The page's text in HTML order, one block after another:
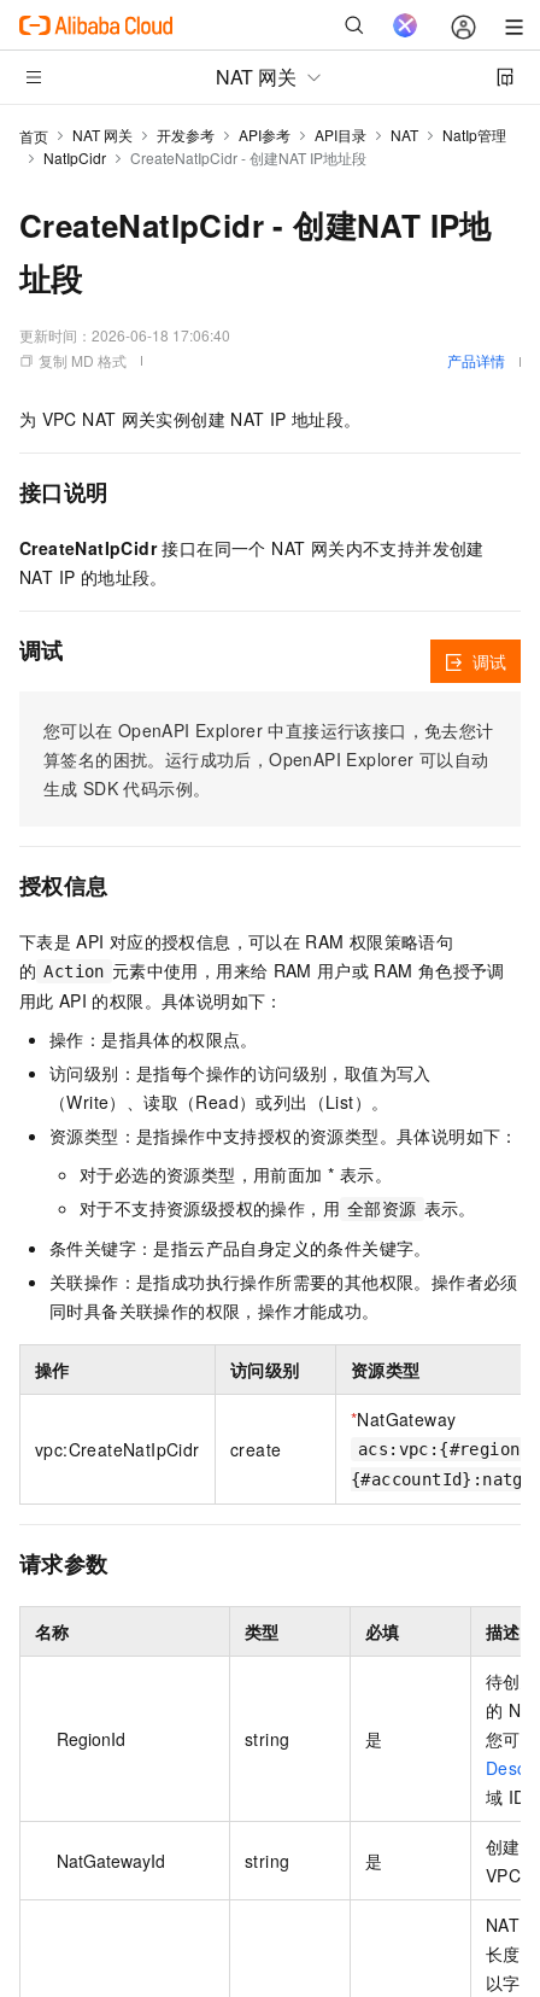
NAT 网关
首页 NAT 网关 开发参考 API参考 API目录 NAT
NatIp管理
NatIpCidr
CreateNatIpCidr - 创建NAT IP地址段
CreateNatIpCidr - 创建NAT IP地
址段
更新时间： 2026-06-18 17:06:40
复制 MD 格式
产品详情
为 VPC NAT 网关实例创建 NAT IP 地址段。
接口说明
CreateNatIpCidr接口在同一个 NAT 网关内不支持并发创建
NAT IP 的地址段。
调试
您可以在 OpenAPI Explorer 中直接运行该接口，免去您计
算签名的困扰。运行成功后，OpenAPI Explorer 可以自动
生成 SDK 代码示例。
调试
授权信息
下表是 API 对应的授权信息，可以在 RAM 权限策略语句
的 Action 元素中使用，用来给 RAM 用户或 RAM 角色授予调
用此 API 的权限。具体说明如下：
操作：是指具体的权限点。
访问级别：是指每个操作的访问级别，取值为写入
（Write）、读取（Read）或列出（List）。
资源类型：是指操作中支持授权的资源类型。具体说明如下：
对于必选的资源类型，用前面加 * 表示。
对于不支持资源级授权的操作，用 全部资源 表示。
条件关键字：是指云产品自身定义的条件关键字。
关联操作：是指成功执行操作所需要的其他权限。操作者必须
同时具备关联操作的权限，操作才能成功。
操作 访问级别 资源类型
vpc:CreateNatIpCidr create
*NatGateway
请求参数
名称 类型 必填 描述
RegionId string 是
待创
的
您可
域 ID
NatGatewayId string 是
创建
VPC
NAT
长度
以字